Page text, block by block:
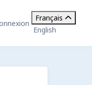
Français
English